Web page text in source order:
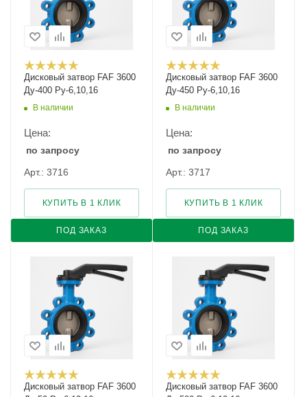
Дисковый затвор FAF 3600
Ду-400 Ру-6,10,16
В наличии
Цена:
по запросу
Арт.: 3716
ПОД ЗАКАЗ
КУПИТЬ В 1 КЛИК
Дисковый затвор FAF 3600
Ду-450 Ру-6,10,16
В наличии
Цена:
по запросу
Арт.: 3717
ПОД ЗАКАЗ
КУПИТЬ В 1 КЛИК
Дисковый затвор FAF 3600
Дисковый затвор FAF 3600